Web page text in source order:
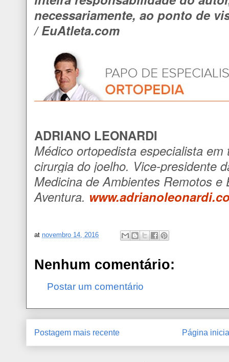
necessariamente, ao ponto de
/ EuAtleta.com
ADRIANO LEONARDI
Médico ortopedista especialista
cirurgia do joelho. Vice-presidente
Medicina de Ambientes Remotos e
Aventura.
at novembro 14, 2016
Nenhum comentário:
Postar um comentário
Postagem mais recente Página